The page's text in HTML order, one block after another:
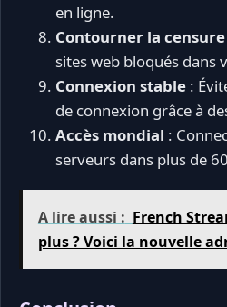
en ligne.
Contourner la censure
sites web bloqués dans
Connexion stable :
de connexion grâce à
Accès mondial :
serveurs dans plus de
A lire aussi : French
plus ? Voici la nouvelle